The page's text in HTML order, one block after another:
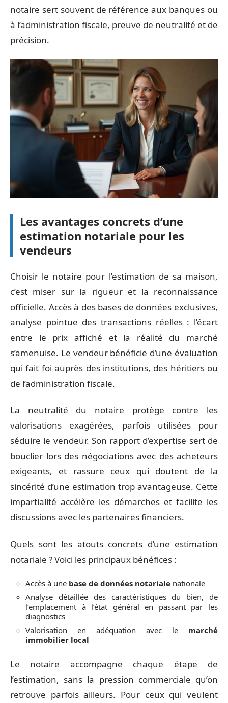
notaire sert souvent de référence aux banques ou
à l’administration fiscale, preuve de neutralité et de
précision.
Les avantages concrets d’une
estimation notariale pour les
vendeurs
Choisir le notaire pour l’estimation de sa maison,
c’est miser sur la rigueur et la reconnaissance
officielle. Accès à des bases de données exclusives,
analyse pointue des transactions réelles : l’écart
entre le prix affiché et la réalité du marché
s’amenuise. Le vendeur bénéficie d’une évaluation
qui fait foi auprès des institutions, des héritiers ou
de l’administration fiscale.
La neutralité du notaire protège contre les
valorisations exagérées, parfois utilisées pour
séduire le vendeur. Son rapport d’expertise sert de
bouclier lors des négociations avec des acheteurs
exigeants, et rassure ceux qui doutent de la
sincérité d’une estimation trop avantageuse. Cette
impartialité accélère les démarches et facilite les
discussions avec les partenaires financiers.
Quels sont les atouts concrets d’une estimation
notariale ? Voici les principaux bénéfices :
Accès à une base de données notariale nationale
Analyse détaillée des caractéristiques du bien, de
l’emplacement à l’état général en passant par les
diagnostics
Valorisation en adéquation avec le marché
immobilier local
Le notaire accompagne chaque étape de
l’estimation, sans la pression commerciale qu’on
retrouve parfois ailleurs. Pour ceux qui veulent